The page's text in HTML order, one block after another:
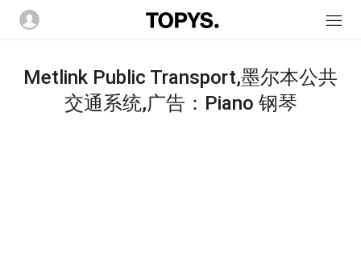
Metlink Public Transport,墨尔本公共
交通系统,广告：Piano 钢琴